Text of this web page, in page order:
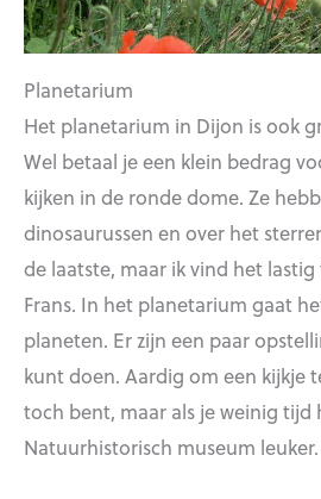
Planetarium
Het planetarium in Dijon is ook
Wel betaal je een klein bedrag
kijken in de ronde dome. Ze
dinosaurussen en over het
de laatste, maar ik vind het
Frans. In het planetarium gaat
planeten. Er zijn een paar
kunt doen. Aardig om een kijkje
toch bent, maar als je weinig tijd
Natuurhistorisch museum leuker.